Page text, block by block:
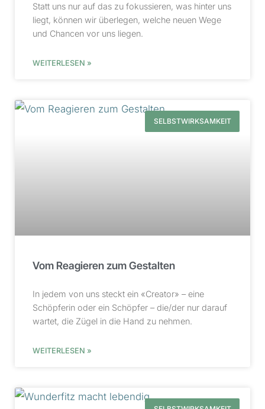
Statt uns nur auf das zu fokussieren, was hinter uns
liegt, können wir überlegen, welche neuen Wege
und Chancen vor uns liegen.
WEITERLESEN »
SELBSTWIRKSAMKEIT
Vom Reagieren zum Gestalten
In jedem von uns steckt ein «Creator» – eine
Schöpferin oder ein Schöpfer – die/der nur darauf
wartet, die Zügel in die Hand zu nehmen.
WEITERLESEN »